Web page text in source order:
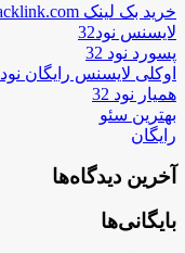
خرید بک لینک behtarinbacklink.com
لایسنس نود32
پسورد نود 32
اوکلی لایسنس رایگان نود 32
همیار نود 32
بهترین سئو
رایگان
آخرین دیدگاه‌ها
بایگانی‌ها